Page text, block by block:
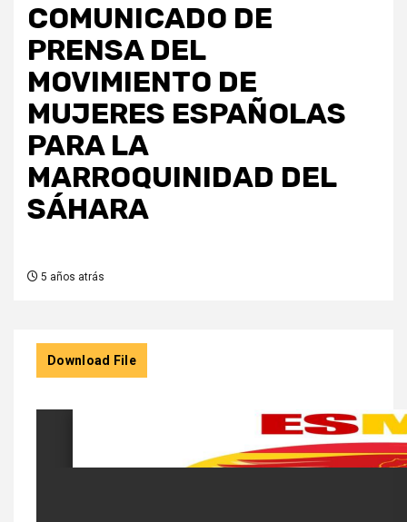
COMUNICADO DE
PRENSA DEL
MOVIMIENTO DE
MUJERES ESPAÑOLAS
PARA LA
MARROQUINIDAD DEL
SÁHARA
5 años atrás
Download File